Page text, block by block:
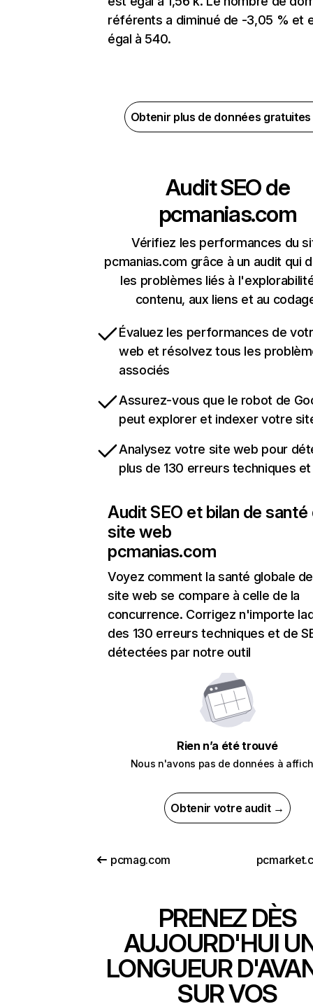
référents a diminué de -3,05 % et
égal à 540.
Obtenir plus de données
Audit SEO de
pcmanias.com
Vérifiez les performances du
pcmanias.com grâce à un audit qui
les problèmes liés à
contenu, aux liens et au
Évaluez les performances de
web et résolvez tous les
associés
Assurez-vous que le robot de
peut explorer et indexer votre
Analysez votre site web pour
plus de 130 erreurs techniques et
Audit SEO et bilan de santé
site web
pcmanias.com
Voyez comment la santé globale
site web se compare à celle de la
concurrence. Corrigez n'importe
des 130 erreurs techniques et de
détectées par notre outil
Rien n’a été trouvé
Nous n'avons pas de données à
Obtenir votre audit →
pcmag.com
PRENEZ DÈS
AUJOURD'HUI
LONGUEUR
SUR VOS